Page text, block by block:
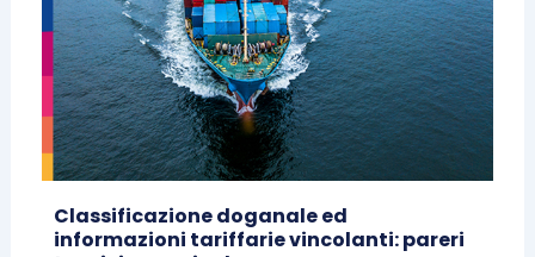
Classificazione doganale ed
informazioni tariffarie vincolanti: pareri